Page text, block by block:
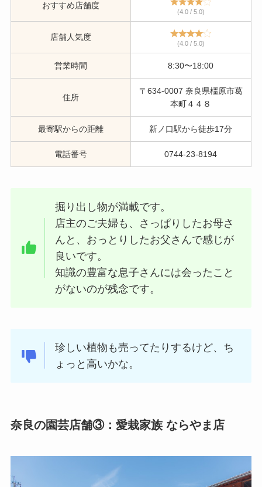
おすすめ店舗度
(4.0 / 5.0)
店舗人気度
(4.0 / 5.0)
営業時間 8:30〜18:00
住所
〒634-0007 奈良県橿原市葛
本町４４８
最寄駅からの距離 新ノ口駅から徒歩17分
電話番号 0744-23-8194
掘り出し物が満載です。
店主のご夫婦も、さっぱりしたお母さ
んと、おっとりしたお父さんで感じが
良いです。
知識の豊富な息子さんには会ったこと
がないのが残念です。
珍しい植物も売ってたりするけど、ち
ょっと高いかな。
奈良の園芸店舗③：愛栽家族 ならやま店